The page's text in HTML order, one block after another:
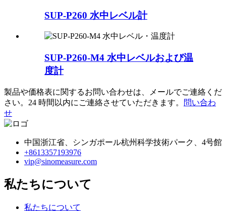
SUP-P260 水中レベル計
SUP-P260-M4 水中レベルおよび温
度計
製品や価格表に関するお問い合わせは、メールでご連絡くだ
さい。24 時間以内にご連絡させていただきます。
問い合わ
せ
中国浙江省、シンガポール杭州科学技術パーク、4号館
+8613357193976
vip@sinomeasure.com
私たちについて
私たちについて